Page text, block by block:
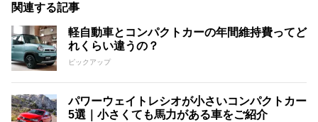
関連する記事
軽自動車とコンパクトカーの年間維持費ってど
れくらい違うの？
ピックアップ
パワーウェイトレシオが小さいコンパクトカー
5選｜小さくても馬力がある車をご紹介